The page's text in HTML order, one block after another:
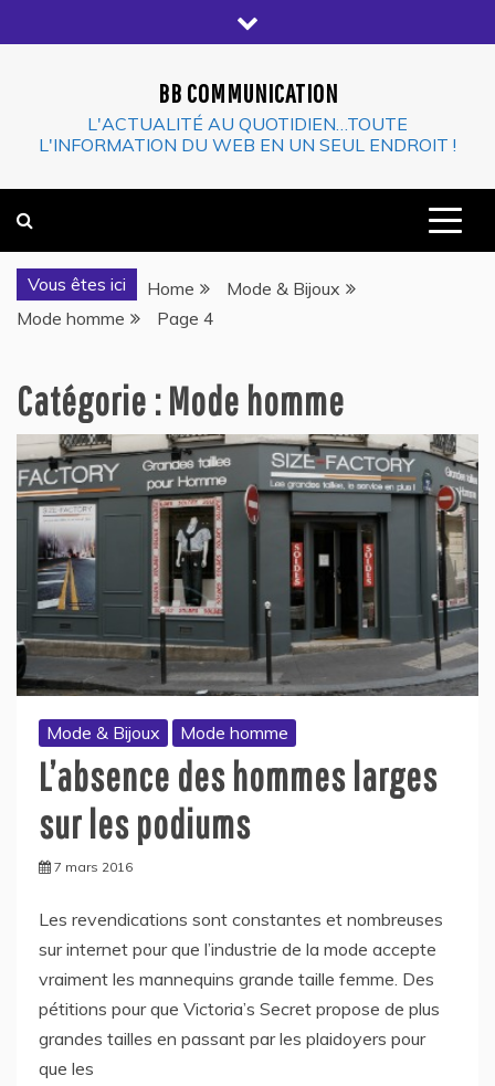
to
BB COMMUNICATION
L'ACTUALITÉ AU QUOTIDIEN…TOUTE
L'INFORMATION DU WEB EN UN SEUL ENDROIT !
Vous êtes ici Home
Mode & Bijoux
Mode homme
Page 4
Catégorie :Mode homme
Mode & Bijoux Mode homme
L’absence des hommes larges
sur les podiums
7 mars 2016
Les revendications sont constantes et nombreuses
sur internet pour que l’industrie de la mode accepte
vraiment les mannequins grande taille femme. Des
pétitions pour que Victoria’s Secret propose de plus
grandes tailles en passant par les plaidoyers pour
que les